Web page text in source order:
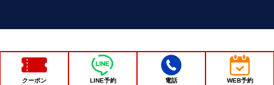
クーポン LINE予約 電話 WEB予約